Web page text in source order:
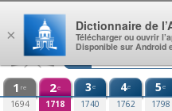
Aller au contenu
1 re
1694
2e
1718
3e
1740
4e
1762
5e
1798
×
Dictionnaire de
Télécharger ou ouvrir
Disponible sur Android